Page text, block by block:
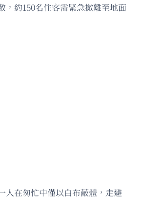
約150名住客需緊急撤離至地面
人在匆忙中僅以白布蔽體，走避